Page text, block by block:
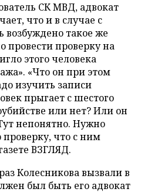
СК МВД, адвокат
что и в случае с
такое же
провести проверку на
этого человека
«Что он при этом
изучить записи
прыгает с шестого
или нет? Или он
непонятно. Нужно
что с ним
ВЗГЛЯД.
Колесникова вызвали в
был быть его адвокат